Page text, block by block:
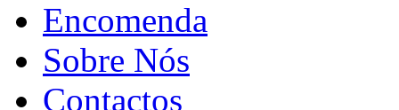
Encomenda
Sobre Nós
Contactos